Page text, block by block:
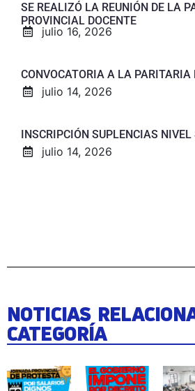
SE REALIZÓ LA REUNIÓN DE LA
PROVINCIAL DOCENTE
julio 16, 2026
CONVOCATORIA A LA PARITARIA
julio 14, 2026
INSCRIPCIÓN SUPLENCIAS NIVEL
julio 14, 2026
NOTICIAS
CATEGORÍA